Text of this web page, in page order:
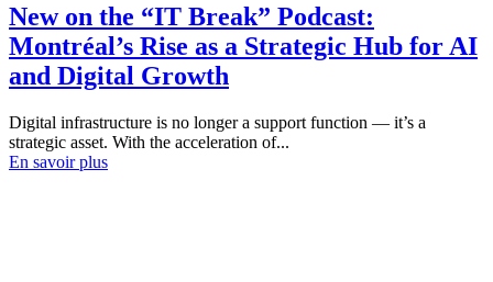
New on the “IT Break” Podcast:
Montréal’s Rise as a Strategic Hub for AI
and Digital Growth
Digital infrastructure is no longer a support function — it’s a
strategic asset. With the acceleration of...
En savoir plus